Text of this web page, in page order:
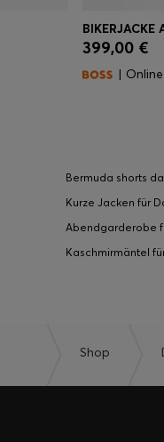
BIKERJACKE
399,00 €
|
Bermuda shorts
Kurze Jacken für
Abendgarderobe
Kaschmirmäntel
Shop